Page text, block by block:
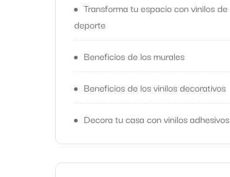
Transforma tu espacio con vinilos de
deporte
Beneficios de los murales
Beneficios de los vinilos decorativos
Decora tu casa con vinilos adhesivos